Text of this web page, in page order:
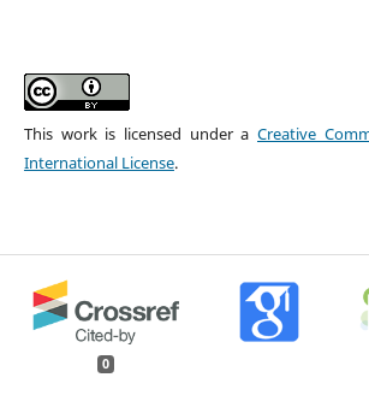
This work is licensed under aCreative
International License.
0